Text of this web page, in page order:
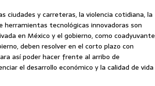
ciudades y carreteras, la violencia cotidiana, la
herramientas tecnológicas innovadoras son
en México y el gobierno, como coadyuvante
deben resolver en el corto plazo con
así poder hacer frente al arribo de
el desarrollo económico y la calidad de vida